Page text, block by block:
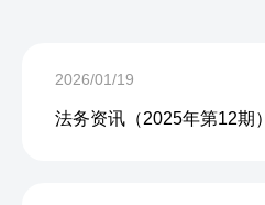
2026/01/19
法务资讯（2025年第12期）